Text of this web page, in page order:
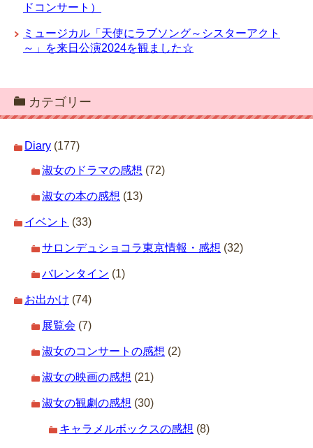
ドコンサート）
ミュージカル「天使にラブソング～シスターアクト
～」を来日公演2024を観ました☆
カテゴリー
Diary (177)
淑女のドラマの感想 (72)
淑女の本の感想 (13)
イベント (33)
サロンデュショコラ東京情報・感想 (32)
バレンタイン (1)
お出かけ (74)
展覧会 (7)
淑女のコンサートの感想 (2)
淑女の映画の感想 (21)
淑女の観劇の感想 (30)
キャラメルボックスの感想 (8)